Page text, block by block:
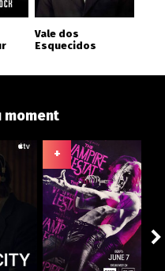
Vale dos
Esquecidos
moment
+